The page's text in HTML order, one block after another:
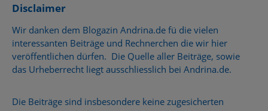
Disclaimer
Wir danken dem Blogazin Andrina.de fü die vielen
interessanten Beiträge und Rechnerchen die wir hier
veröffentlichen dürfen. Die Quelle aller Beiträge, sowie
das Urheberrecht liegt ausschliesslich bei Andrina.de.
Die Beiträge sind insbesondere keine zugesicherten